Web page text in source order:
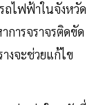
ถไฟฟ้าในจังหวัด
ารจราจรติดขัด
งจะช่วยแก้ไข